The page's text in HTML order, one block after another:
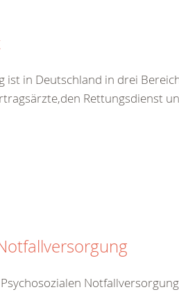
ist in Deutschland in drei
Rettungsdienst